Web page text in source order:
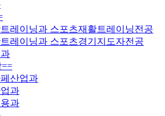
레이닝과 스포츠재활트레이닝전공
레이닝과 스포츠경기지도자전공
산업과
과
과